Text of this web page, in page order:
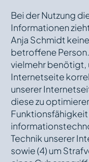
Bei der Nutzung
Informationen
Anja Schmidt
betroffene
vielmehr benötigt,
Internetseite
unserer
diese zu
Funktionsfähigkeit
Technik unserer
sowie (4) um